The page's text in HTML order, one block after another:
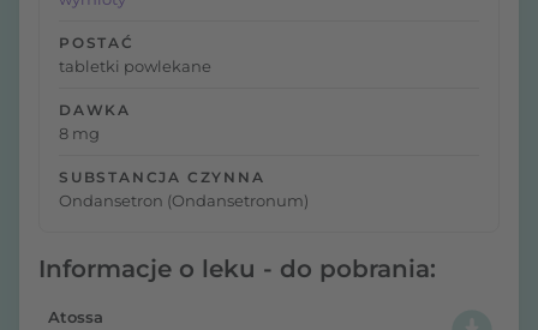
POSTAĆ
tabletki powlekane
DAWKA
8 mg
SUBSTANCJA CZYNNA
Ondansetron (Ondansetronum)
Informacje o leku - do pobrania:
Atossa